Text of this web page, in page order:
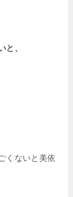
と、
くないと美依